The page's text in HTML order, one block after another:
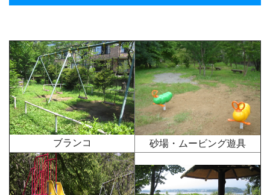
ブランコ 砂場・ムービング遊具